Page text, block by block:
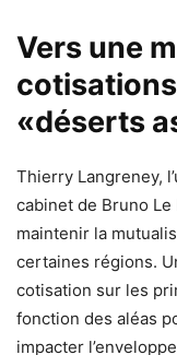
Vers une
«déserts
Thierry Langreney,
cabinet de Bruno
maintenir la
certaines régions.
cotisation sur les
fonction des aléas
impacter